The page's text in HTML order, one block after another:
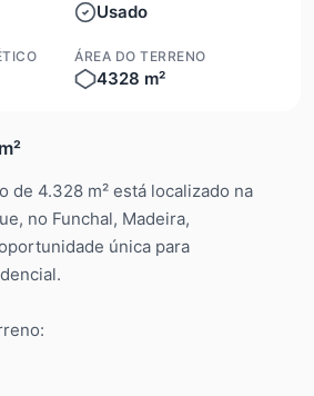
Usado
ÁREA DO TERRENO
4328 m²
de 4.328 m² está localizado na
no Funchal, Madeira,
única para